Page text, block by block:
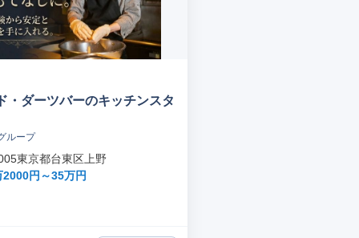
・ダーツバーのキッチンスタ
ループ
東京都台東区上野
円～35万円